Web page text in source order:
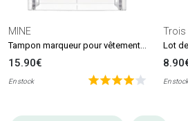
MINE
15.90€
En stock
Trois
En stock